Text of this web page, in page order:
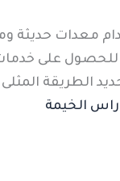
معدات
للحصول على
الطريقة
الخيمة